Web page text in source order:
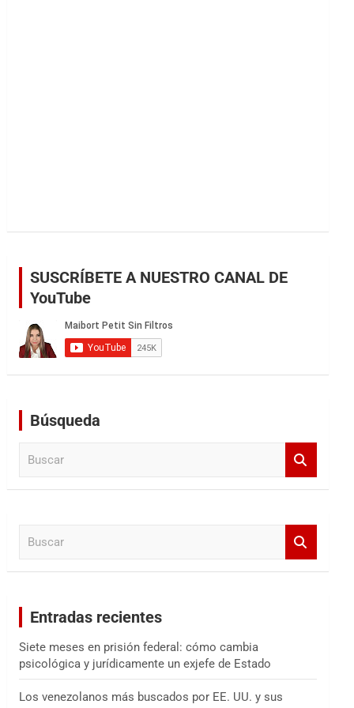
SUSCRÍBETE A NUESTRO CANAL DE
YouTube
Búsqueda
Entradas recientes
Siete meses en prisión federal: cómo cambia
psicológica y jurídicamente un exjefe de Estado
Los venezolanos más buscados por EE. UU. y sus